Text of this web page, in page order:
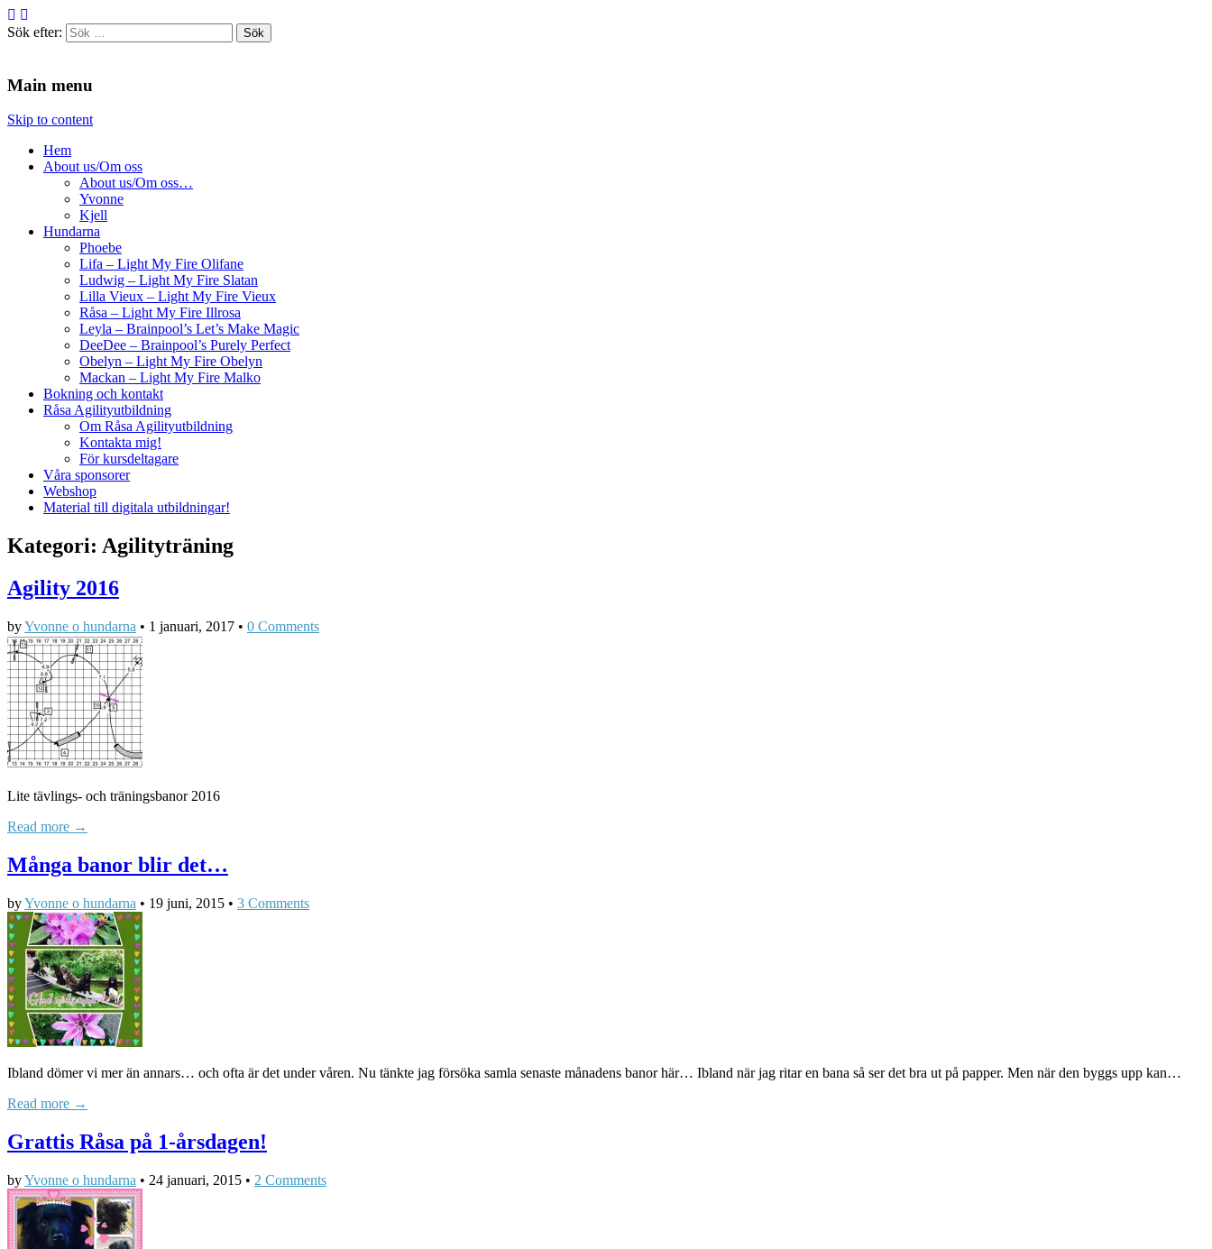
Sök efter:
Main menu
Skip to content
Hem
About us/Om oss
About us/Om oss…
Yvonne
Kjell
Hundarna
Phoebe
Lifa – Light My Fire Olifane
Ludwig – Light My Fire Slatan
Lilla Vieux – Light My Fire Vieux
Råsa – Light My Fire Illrosa
Leyla – Brainpool’s Let’s Make Magic
DeeDee – Brainpool’s Purely Perfect
Obelyn – Light My Fire Obelyn
Mackan – Light My Fire Malko
Bokning och kontakt
Råsa Agilityutbildning
Om Råsa Agilityutbildning
Kontakta mig!
För kursdeltagare
Våra sponsorer
Webshop
Material till digitala utbildningar!
Kategori: Agilityträning
Agility 2016
byYvonne o hundarna • 1 januari, 2017 • 0 Comments
Lite tävlings- och träningsbanor 2016
Read more →
Många banor blir det…
byYvonne o hundarna • 19 juni, 2015 • 3 Comments
Ibland dömer vi mer än annars… och ofta är det under våren. Nu tänkte jag försöka samla senaste månadens banor här… Ibland när jag ritar en bana så ser det bra ut på papper. Men när den byggs upp kan…
Read more →
Grattis Råsa på 1-årsdagen!
byYvonne o hundarna • 24 januari, 2015 • 2 Comments